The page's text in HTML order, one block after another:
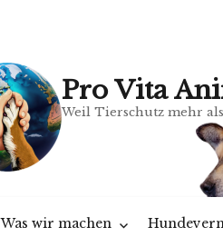
Pro Vita
Weil Tierschutz mehr
Was wir machen